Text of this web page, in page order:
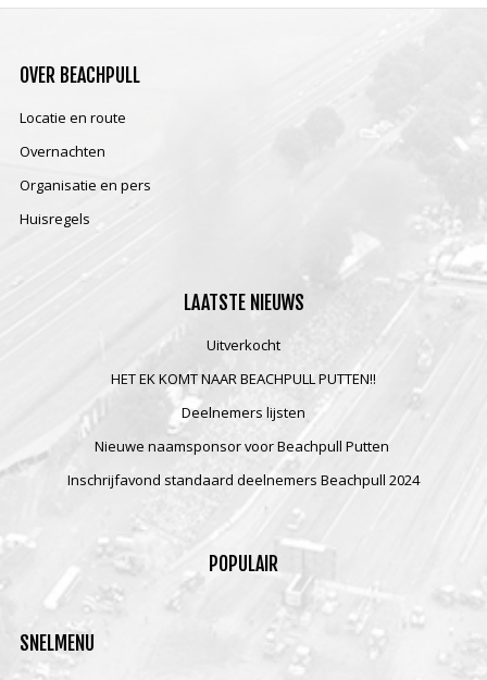
OVER BEACHPULL
Locatie en route
Overnachten
Organisatie en pers
Huisregels
LAATSTE NIEUWS
Uitverkocht
HET EK KOMT NAAR BEACHPULL PUTTEN!!
Deelnemers lijsten
Nieuwe naamsponsor voor Beachpull Putten
Inschrijfavond standaard deelnemers Beachpull 2024
POPULAIR
SNELMENU